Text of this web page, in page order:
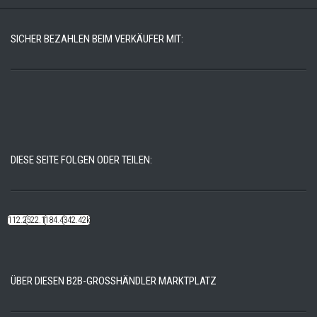
SICHER BEZAHLEN BEIM VERKÄUFER MIT:
DIESE SEITE FOLGEN ODER TEILEN:
112.22k522.14k184.48k342.42k
ÜBER DIESEN B2B-GROSSHÄNDLER MARKTPLATZ